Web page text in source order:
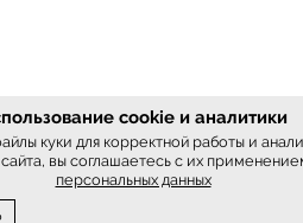
cookie и аналитики
куки для корректной работы и
вы соглашаетесь с их
персональных данных